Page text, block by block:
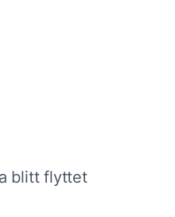
blitt flyttet